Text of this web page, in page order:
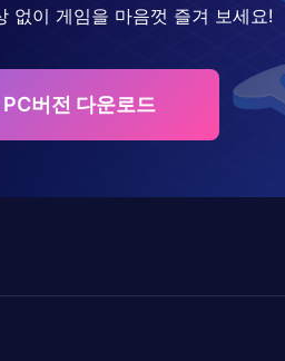
없이 게임을 마음껏 즐겨 보세요!
버전 다운로드